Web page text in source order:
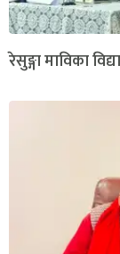
रेसुङ्गा माविका